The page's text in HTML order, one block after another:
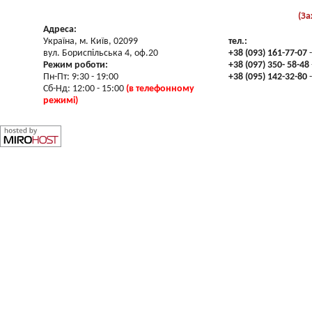
Адреса:
Україна, м. Київ, 02099
вул. Бориспільська 4, оф.20
Режим роботи:
Пн-Пт: 9:30 - 19:00
Сб-Нд: 12:00 - 15:00 (в телефонному
режимі)
тел.:
+38 (093) 161-77-07
+38 (097) 350- 58-48
+38 (095) 142-32-80